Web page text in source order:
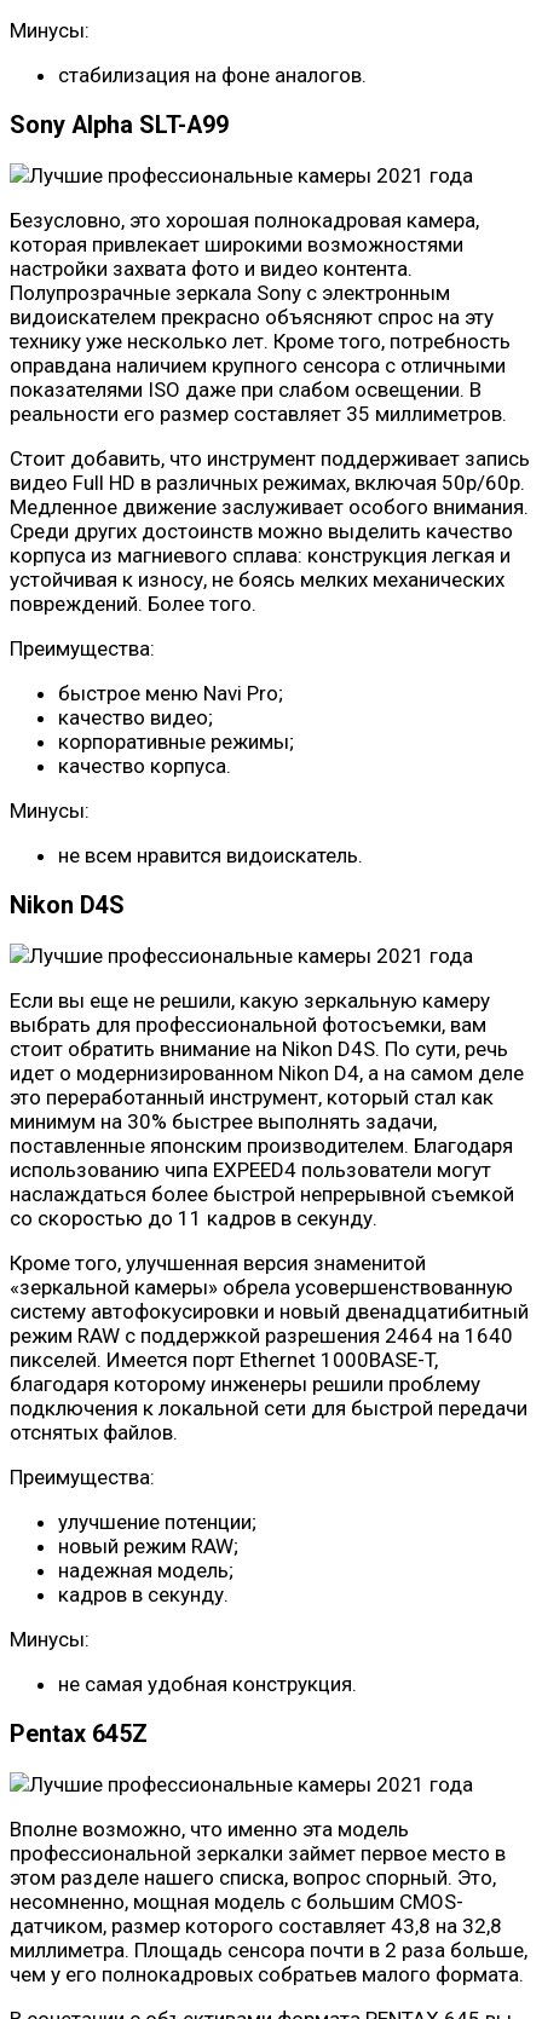
Минусы:
стабилизация на фоне аналогов.
Sony Alpha SLT-A99
Безусловно, это хорошая полнокадровая камера,
которая привлекает широкими возможностями
настройки захвата фото и видео контента.
Полупрозрачные зеркала Sony с электронным
видоискателем прекрасно объясняют спрос на эту
технику уже несколько лет. Кроме того, потребность
оправдана наличием крупного сенсора с отличными
показателями ISO даже при слабом освещении. В
реальности его размер составляет 35 миллиметров.
Стоит добавить, что инструмент поддерживает запись
видео Full HD в различных режимах, включая 50p/60p.
Медленное движение заслуживает особого внимания.
Среди других достоинств можно выделить качество
корпуса из магниевого сплава: конструкция легкая и
устойчивая к износу, не боясь мелких механических
повреждений. Более того.
Преимущества:
быстрое меню Navi Pro;
качество видео;
корпоративные режимы;
качество корпуса.
Минусы:
не всем нравится видоискатель.
Nikon D4S
Если вы еще не решили, какую зеркальную камеру
выбрать для профессиональной фотосъемки, вам
стоит обратить внимание на Nikon D4S. По сути, речь
идет о модернизированном Nikon D4, а на самом деле
это переработанный инструмент, который стал как
минимум на 30% быстрее выполнять задачи,
поставленные японским производителем. Благодаря
использованию чипа EXPEED4 пользователи могут
наслаждаться более быстрой непрерывной съемкой
со скоростью до 11 кадров в секунду.
Кроме того, улучшенная версия знаменитой
«зеркальной камеры» обрела усовершенствованную
систему автофокусировки и новый двенадцатибитный
режим RAW с поддержкой разрешения 2464 на 1640
пикселей. Имеется порт Ethernet 1000BASE-T,
благодаря которому инженеры решили проблему
подключения к локальной сети для быстрой передачи
отснятых файлов.
Преимущества:
улучшение потенции;
новый режим RAW;
надежная модель;
кадров в секунду.
Минусы:
не самая удобная конструкция.
Pentax 645Z
Вполне возможно, что именно эта модель
профессиональной зеркалки займет первое место в
этом разделе нашего списка, вопрос спорный. Это,
несомненно, мощная модель с большим CMOS-
датчиком, размер которого составляет 43,8 на 32,8
миллиметра. Площадь сенсора почти в 2 раза больше,
чем у его полнокадровых собратьев малого формата.